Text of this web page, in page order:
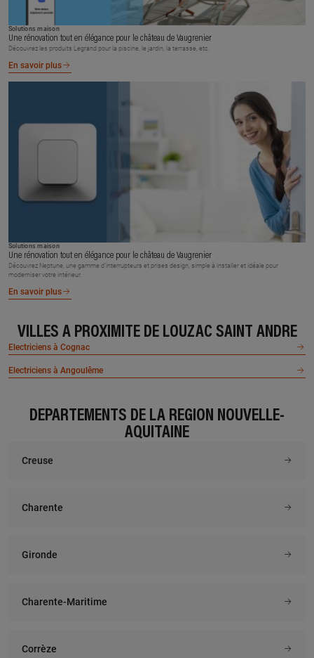
Solutions maison
Une rénovation tout en élégance pour le château de Vaugrenier
Découvrez les produits Legrand pour la piscine, le jardin, la terrasse, etc.
En savoir plus
Solutions maison
Une rénovation tout en élégance pour le château de Vaugrenier
Découvrez Neptune, une gamme d’interrupteurs et prises design, simple à installer et idéale pour
moderniser votre intérieur.
En savoir plus
VILLES À PROXIMITÉ DE LOUZAC SAINT ANDRE
Electriciens à Cognac
Electriciens à Angoulême
DÉPARTEMENTS DE LA RÉGION NOUVELLE-
AQUITAINE
Creuse
Charente
Gironde
Charente-Maritime
Corrèze